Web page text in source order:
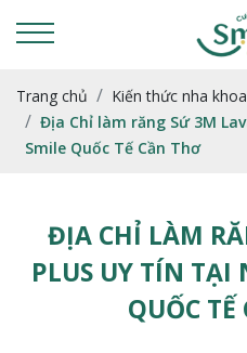
Trang chủ
Kiến thức nha khoa
Địa Chỉ làm răng Sứ 3M
Smile Quốc Tế Cần Thơ
ĐỊA CHỈ LÀM
PLUS UY TÍN TẠI
QUỐC